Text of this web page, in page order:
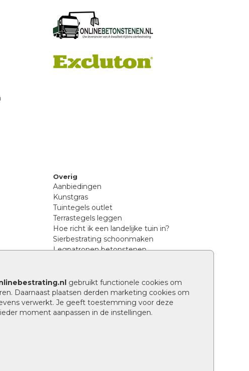
gebruikt functionele cookies om
Daarnaast plaatsen derden marketing cookies om
verwerkt. Je geeft toestemming voor deze
moment aanpassen in de instellingen.
Overig
Aanbiedingen
Kunstgras
Tuintegels outlet
Terrastegels leggen
Hoe richt ik een landelijke tuin in?
Sierbestrating schoonmaken
Legpatronen betonstenen
Verschil betontegels en keramische
tegels
Tuin renoveren
Wat is een facetrand?